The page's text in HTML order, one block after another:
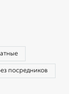
посредников